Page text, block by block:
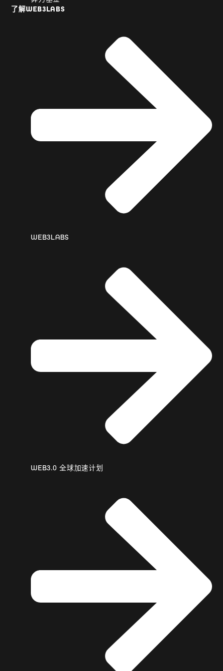
了解WEB3LABS
WEB3LABS
WEB3.0 全球加速计划